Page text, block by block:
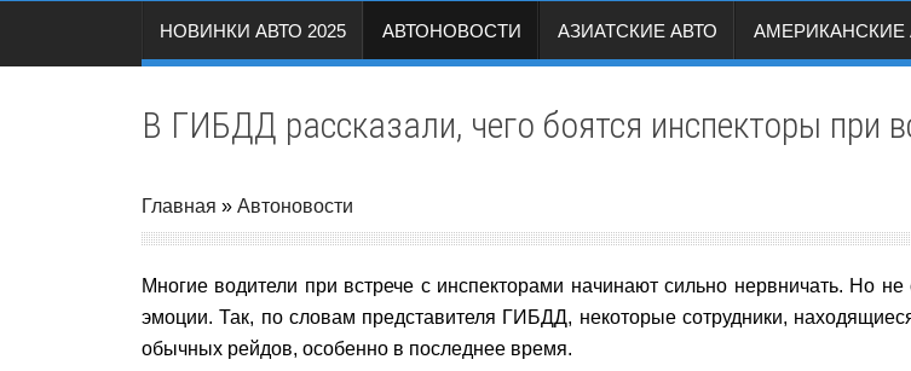
НОВИНКИ АВТО 2025 АВТОНОВОСТИ АЗИАТСКИЕ АВТО АМЕРИКАНСКИЕ
В ГИБДД рассказали, чего боятся инспекторы при
Главная » Автоновости
Многие водители при встрече с инспекторами начинают сильно нервничать. Но
эмоции. Так, по словам представителя ГИБДД, некоторые сотрудники,
обычных рейдов, особенно в последнее время.